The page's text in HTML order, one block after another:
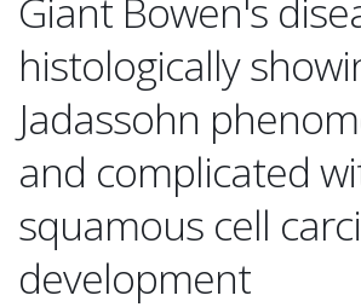
Giant Bowen's
histologically
Jadassohn
and complicated
squamous cell
development